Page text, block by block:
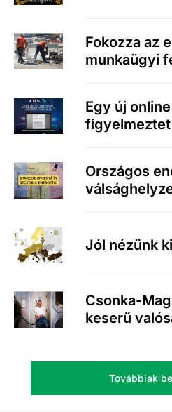
Fokozza az
munkaügyi
Egy új
Országos
Jól nézünk
Csonka-
keserű
Továbbiak